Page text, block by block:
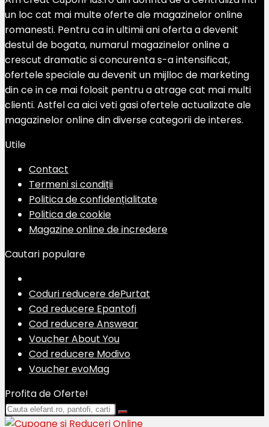
un loc cat mai multe oferte ale magazinelor online
romanesti. Pentru ca in ultimii ani oferta a devenit
destul de bogata, numarul magazinelor online a
crescut dramatic si concurenta s-a intensificat,
ofertele speciale au devenit un mijlloc de marketing
din ce in ce mai folosit pentru a atrage cat mai multi
clienti. Astfel ca aici veti gasi ofertele actualizate ale
magazinelor online din diverse categorii de interes.
Utile
Contact
Termeni si condiții
Politica de confidențialitate
Politica de cookie
Magazine online de incredere
Cautari populare
Coduri reducere dePurtat
Cod reducere Epantofi
Cod reducere Answear
Voucher About You
Cod reducere Modivo
Voucher evoMag
Profita de Oferte!